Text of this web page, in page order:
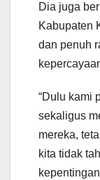
Dia juga
Kabupaten
dan penuh
“Dulu kami
sekaligus
mereka,
kita tidak